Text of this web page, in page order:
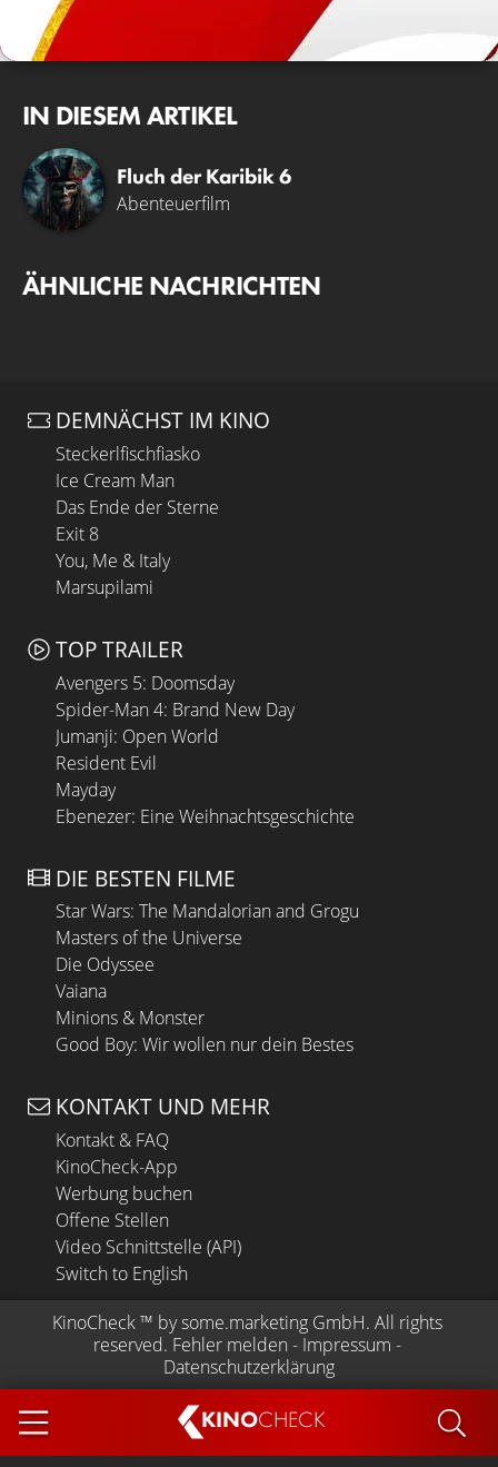
KINOCHECK
IN DIESEM ARTIKEL
Fluch der Karibik 6
Abenteuerfilm
ÄHNLICHE NACHRICHTEN
DEMNÄCHST IM KINO
Steckerlfischfiasko
Ice Cream Man
Das Ende der Sterne
Exit 8
You, Me & Italy
Marsupilami
TOP TRAILER
Avengers 5: Doomsday
Spider-Man 4: Brand New Day
Jumanji: Open World
Resident Evil
Mayday
Ebenezer: Eine Weihnachtsgeschichte
DIE BESTEN FILME
Star Wars: The Mandalorian and Grogu
Masters of the Universe
Die Odyssee
Vaiana
Minions & Monster
Good Boy: Wir wollen nur dein Bestes
KONTAKT UND MEHR
Kontakt & FAQ
KinoCheck-App
Werbung buchen
Offene Stellen
Video Schnittstelle (API)
Switch to English
KinoCheck ™ by some.marketing GmbH. All rights
reserved. Fehler melden - Impressum -
Datenschutzerklärung